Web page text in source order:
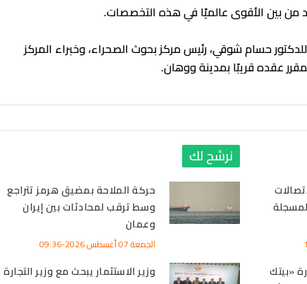
بين الأقوى عالميًا في هذه التخصصات.
حسام شوقي، رئيس مركز بحوث الصحراء، وخبراء المركز
عقده قريبًا بمدينة ووهان.
«بيتك
نرشح لك
حركة الملاحة بمضيق هرمز تتراجع
وسط ترقب لمحادثات بين إيران
وعمان
الجمعة 07 أغسطس 2026-09:36
وزير الاستثمار يبحث مع وزير التجارة